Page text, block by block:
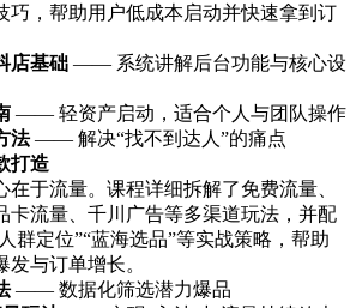
巧，帮助用户低成本启动并快速拿到订
店基础 —— 系统讲解后台功能与核心设
—— 轻资产启动，适合个人与团队操作
法—— 解决“找不到达人”的痛点
打造
在于流量。课程详细拆解了免费流量、
卡流量、千川广告等多渠道玩法，并配
群定位”“蓝海选品”等实战策略，帮助
与订单增长。
—— 数据化筛选潜⼒爆品